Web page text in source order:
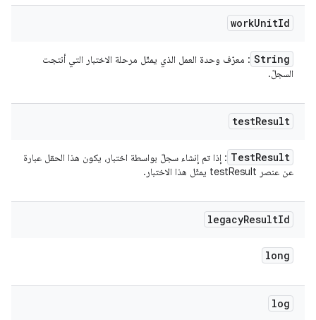
workUnitId
String : معرّف وحدة العمل الذي يمثّل مرحلة الاختبار التي أنتجت
السجلّ.
testResult
TestResult
: إذا تم إنشاء سجلّ بواسطة اختبار، يكون هذا الحقل عبارة
عن عنصر testResult يمثّل هذا الاختبار.
legacyResultId
long
log